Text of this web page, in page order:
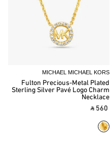
MICHAEL MICHAEL KORS
Fulton Precious-Metal Plated
Sterling Silver Pavé Logo Charm
Necklace
‎ ⃁ 560 ‎